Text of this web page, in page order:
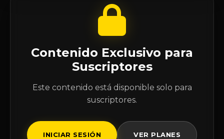
Contenido Exclusivo para
Suscriptores
Este contenido está disponible solo para
suscriptores.
INICIAR SESIÓN VER PLANES